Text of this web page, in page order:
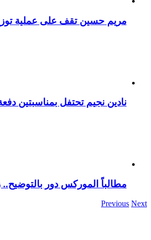
مريم حسين تقف على عملية
نادين نجيم تحتفل بمناسبتين
مطالباً الموركس دور
Previous Next